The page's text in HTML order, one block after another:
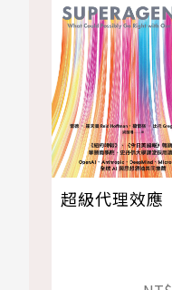
超級代理效應